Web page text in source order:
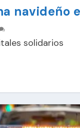
navideño
solidarios